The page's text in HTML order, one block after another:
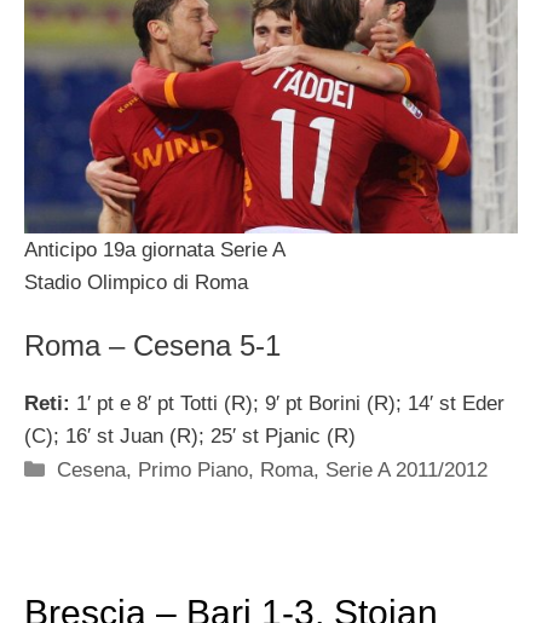
Anticipo 19a giornata Serie A
Stadio Olimpico di Roma
Roma – Cesena 5-1
Reti: 1′ pt e 8′ pt Totti (R); 9′ pt Borini (R); 14′ st Eder
(C); 16′ st Juan (R); 25′ st Pjanic (R)
Categorie
Cesena, Primo Piano, Roma, Serie A 2011/2012
Brescia – Bari 1-3, Stoian